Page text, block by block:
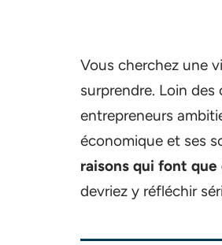
Vous cherchez une
surprendre. Loin
entrepreneurs
économique et ses
raisons qui font
devriez y réfléchir